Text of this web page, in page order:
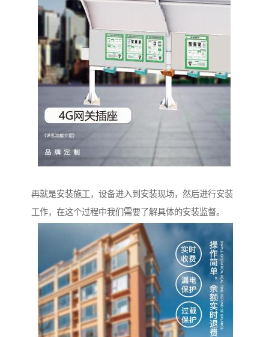
再就是安装施工，设备进入到安装现场，然后进行安装
工作，在这个过程中我们需要了解具体的安装监督。